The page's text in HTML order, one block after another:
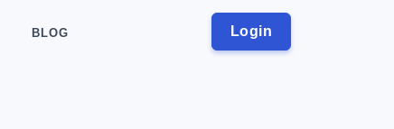
Login
BLOG